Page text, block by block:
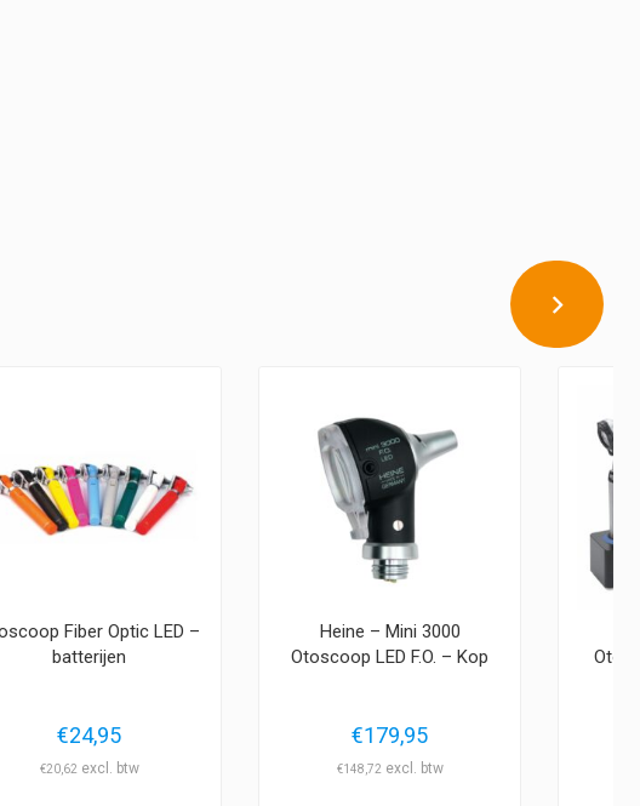
Fiber Optic LED –
batterijen
€24,95
€20,62
Heine – Mini 3000
Otoscoop LED F.O. – Kop
€179,95
€148,72